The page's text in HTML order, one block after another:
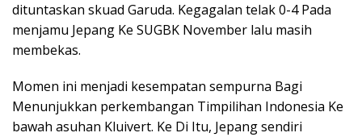
dituntaskan skuad Garuda. Kegagalan telak 0-4 Pada
menjamu Jepang Ke SUGBK November lalu masih
membekas.
Momen ini menjadi kesempatan sempurna Bagi
Menunjukkan perkembangan Timpilihan Indonesia Ke
bawah asuhan Kluivert. Ke Di Itu, Jepang sendiri